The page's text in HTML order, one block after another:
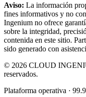
Aviso: La información
fines informativos y no
Ingenium no ofrece
sobre la integridad,
contenida en este sitio.
sido generado con
© 2026 CLOUD
reservados.
Plataforma operativa ·